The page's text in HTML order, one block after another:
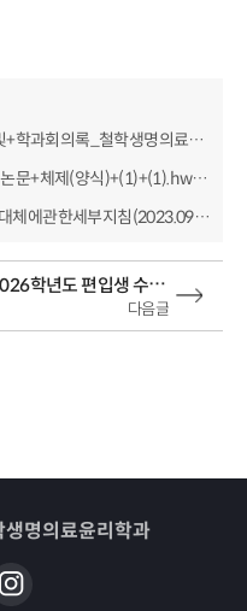
01+졸업논문대체+변경+신청서+및+학과회의록_철학생명의료윤리학과.pdf (86KB)
철학생명의료윤리학과+학사+학위논문+체제(양식)+(1)+(1).hwp (40KB)
철학생명의료윤리학과졸업논문및대체에관한세부지침(2023.09.22)+(1).hwp (16KB)
다음글
2026학년도 편입생 수강신청 안내
생명의료윤리학과